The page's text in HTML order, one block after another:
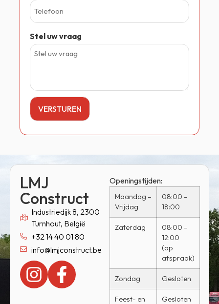
Stel uw vraag
LMJ
Construct
Industriedijk 8, 2300
Turnhout, België
+32 14 40 01 80
info@lmjconstruct.be
Openingstijden:
Maandag –
Vrijdag
08:00 –
18:00
Zaterdag
08:00 –
12:00
(op
afspraak)
Zondag Gesloten
Feest- en
Gesloten